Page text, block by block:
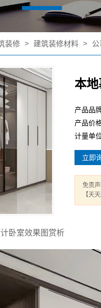
装修 > 建筑装修材料 >
本
产品品
产品价
计量单
立即
免责
【天
卧室效果图赏析